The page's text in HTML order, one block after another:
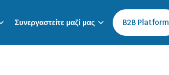
Συνεργαστείτε μαζί μας B2B Platform